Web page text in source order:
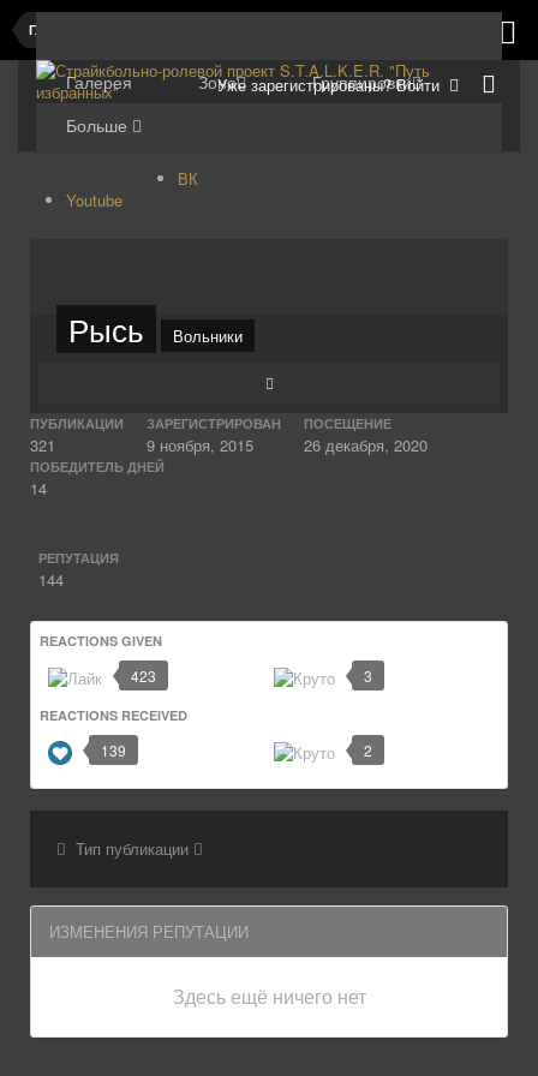
Главная
Уже зарегистрированы? Войти
Галерея Зона
Группировки
Больше
ВК
Youtube
Рысь Вольники
ПУБЛИКАЦИИ
321
ЗАРЕГИСТРИРОВАН
9 ноября, 2015
ПОСЕЩЕНИЕ
26 декабря, 2020
ПОБЕДИТЕЛЬ ДНЕЙ
14
РЕПУТАЦИЯ
144
REACTIONS GIVEN
423 3
REACTIONS RECEIVED
139 2
Тип публикации
ИЗМЕНЕНИЯ РЕПУТАЦИИ
Здесь ещё ничего нет